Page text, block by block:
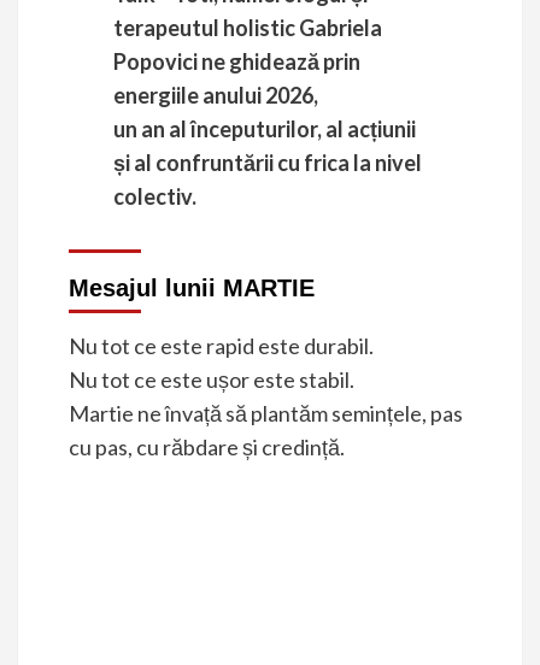
terapeutul holistic Gabriela
Popovici ne ghidează prin
energiile anului 2026,
un an al începuturilor, al acțiunii
și al confruntării cu frica la nivel
colectiv.
Mesajul lunii MARTIE
Nu tot ce este rapid este durabil.
Nu tot ce este ușor este stabil.
Martie ne învață să plantăm semințele, pas
cu pas, cu răbdare și credință.